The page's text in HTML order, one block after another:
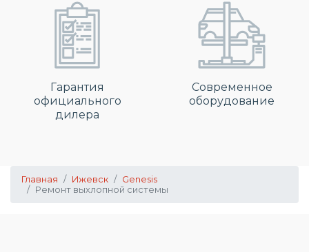
Гарантия
официального
дилера
Современное
оборудование
Главная Ижевск
Genesis
Ремонт выхлопной системы